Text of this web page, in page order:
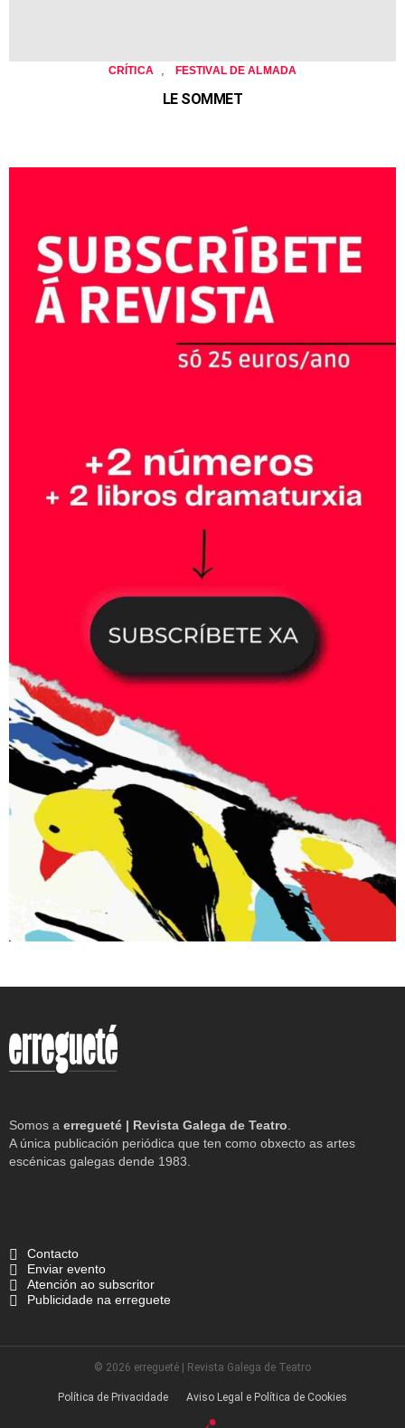
CRÍTICA FESTIVAL DE ALMADA
LE SOMMET
Somos a erregueté | Revista Galega de Teatro
A única publicación periódica que ten como obxecto as artes
escénicas galegas dende 1983.
Contacto
Enviar evento
Atención ao subscritor
Publicidade na erreguete
© 2026 erregueté | Revista Galega de Teatro
Política de Privacidade Aviso Legal e Política de Cookies